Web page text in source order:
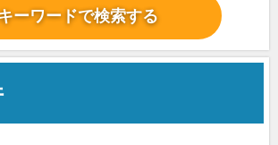
ーワードで検索する